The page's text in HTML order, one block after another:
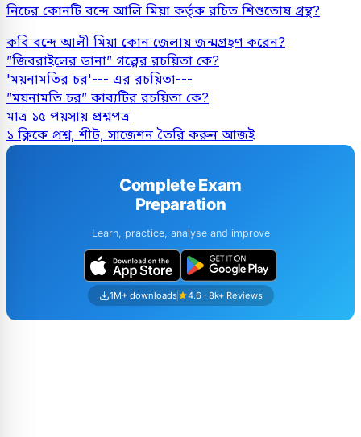
নিচের কোনটি বন্দে আলি মিয়া কর্তৃক রচিত শিশুতোষ গ্রন্থ?
কবি বন্দে আলী মিয়া কোন জেলায় জন্মগ্রহণ করেন?
”জিবরাইলের ডানা” গল্পের রচয়িতা কে?
'ময়নামতির চর'--- এর রচয়িতা---
”ময়নামতি চর” কাব্যটির রচয়িতা কে?
মাত্র ১৫ পয়সায় প্রশ্নপত্র
১ ক্লিকে প্রশ্ন, শীট, সাজেশন তৈরি করুন আজই
Complete Exam
Preparation
Learn, practice, analyse and improve
1M+ downloads 4.6 · 8k+ Reviews